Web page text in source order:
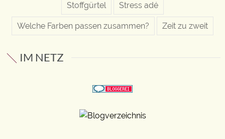
Stoffgürtel Stress adé
Welche Farben passen zusammen? Zeit zu zweit
IM NETZ